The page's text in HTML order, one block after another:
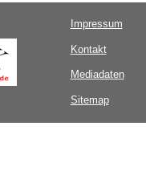
Impressum
Kontakt
Mediadaten
Sitemap